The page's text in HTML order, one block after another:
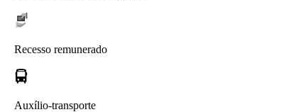
Recesso remunerado
Auxílio-transporte